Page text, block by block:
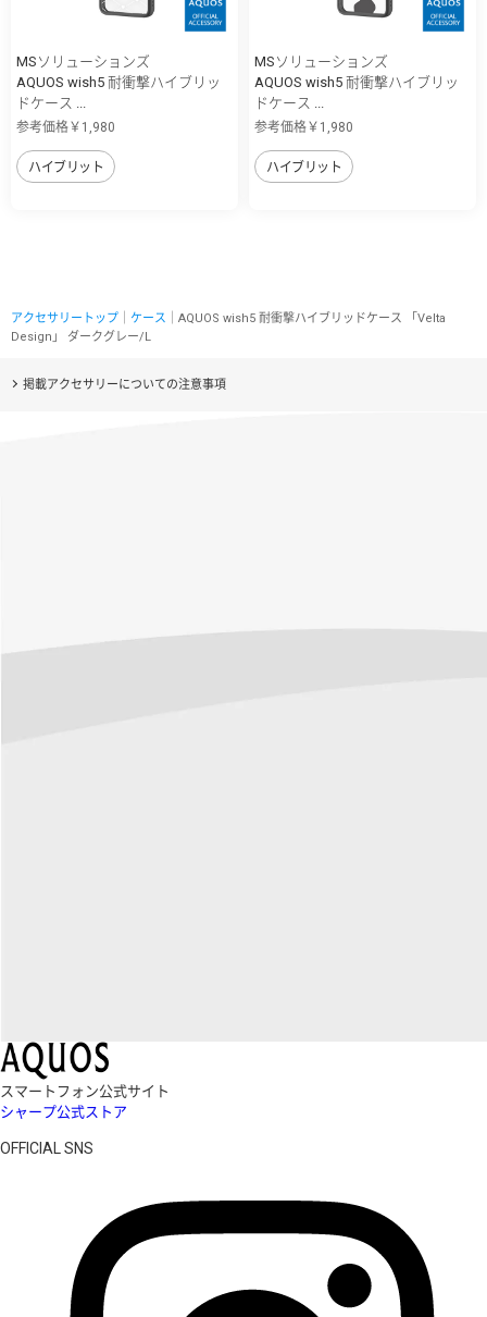
MSソリューションズ
AQUOS wish5 耐衝撃ハイブリッ
ドケース ...
参考価格￥1,980
ハイブリット
MSソリューションズ
AQUOS wish5 耐衝撃ハイブリッ
ドケース ...
参考価格￥1,980
ハイブリット
アクセサリートップ ケース ｜AQUOS wish5 耐衝撃ハイブリッドケース 「Velta
Design」 ダークグレー/L
掲載アクセサリーについての注意事項
スマートフォン公式サイト
シャープ公式ストア
OFFICIAL SNS